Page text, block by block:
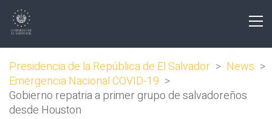
Presidencia de la República de El Salvador > News >
Emergencia Nacional COVID-19 >
Gobierno repatria a primer grupo de salvadoreños
desde Houston